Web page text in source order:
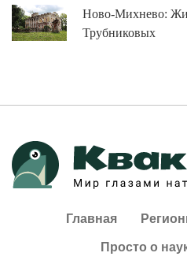
Ново-Михнево:
Трубниковых
Главная
Просто о